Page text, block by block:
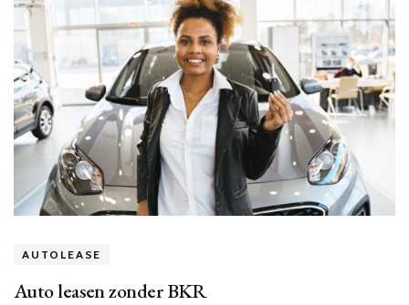
AUTOLEASE
Auto leasen zonder BKR